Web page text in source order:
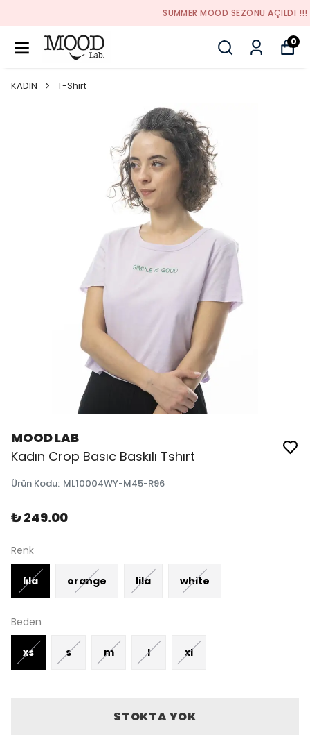
SUMMER MOOD SEZONU AÇILDI !!!
0
KADIN T-Shirt
MOOD LAB
Kadın Crop Basıc Baskılı Tshırt
Ürün Kodu: ML10004WY-M45-R96
₺ 249.00
Renk
li̇la orange lila white
Beden
xs s m l xl
STOKTA YOK